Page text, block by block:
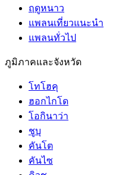
ฤดูหนาว
แพลนเที่ยวแนะนำ
แพลนทั่วไป
ภูมิภาคและจังหวัด
โทโฮคุ
ฮอกไกโด
โอกินาว่า
ชูบุ
คันโต
คันไซ